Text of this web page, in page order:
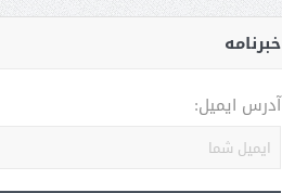
خبرنامه
آدرس ایمیل: